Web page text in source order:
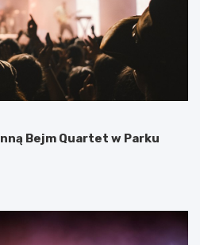
Bejm Quartet w Parku